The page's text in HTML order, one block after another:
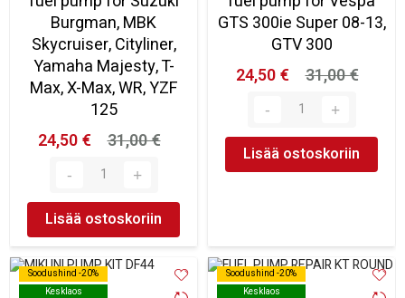
Burgman, MBK
Skycruiser, Cityliner,
Yamaha Majesty, T-
Max, X-Max, WR, YZF
125
24,50 €
31,00 €
Lisää ostoskoriin
GTS 300ie Super 08-13,
GTV 300
24,50 €
31,00 €
Lisää ostoskoriin
Soodushind -20%
Kesklaos
Soodushind -20%
Kesklaos
Soodushind -20%
Kesklaos
Soodushind -20%
Kesklaos